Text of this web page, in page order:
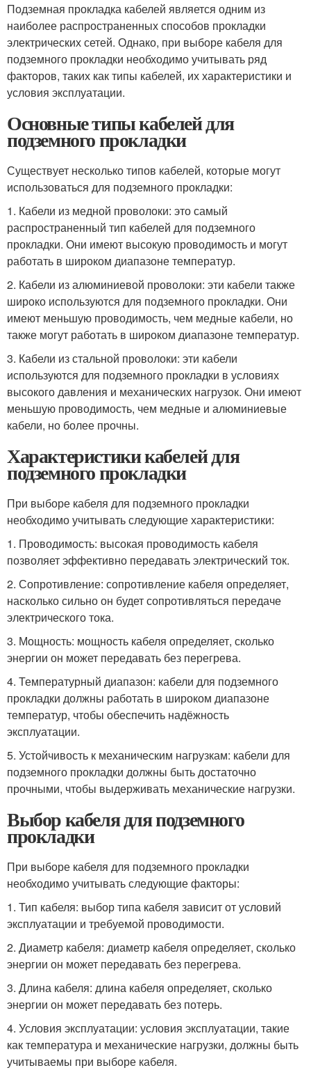
Подземная прокладка кабелей является одним из
наиболее распространенных способов прокладки
электрических сетей. Однако, при выборе кабеля для
подземного прокладки необходимо учитывать ряд
факторов, таких как типы кабелей, их характеристики и
условия эксплуатации.
Основные типы кабелей для
подземного прокладки
Существует несколько типов кабелей, которые могут
использоваться для подземного прокладки:
1. Кабели из медной проволоки: это самый
распространенный тип кабелей для подземного
прокладки. Они имеют высокую проводимость и могут
работать в широком диапазоне температур.
2. Кабели из алюминиевой проволоки: эти кабели также
широко используются для подземного прокладки. Они
имеют меньшую проводимость, чем медные кабели, но
также могут работать в широком диапазоне температур.
3. Кабели из стальной проволоки: эти кабели
используются для подземного прокладки в условиях
высокого давления и механических нагрузок. Они имеют
меньшую проводимость, чем медные и алюминиевые
кабели, но более прочны.
Характеристики кабелей для
подземного прокладки
При выборе кабеля для подземного прокладки
необходимо учитывать следующие характеристики:
1. Проводимость: высокая проводимость кабеля
позволяет эффективно передавать электрический ток.
2. Сопротивление: сопротивление кабеля определяет,
насколько сильно он будет сопротивляться передаче
электрического тока.
3. Мощность: мощность кабеля определяет, сколько
энергии он может передавать без перегрева.
4. Температурный диапазон: кабели для подземного
прокладки должны работать в широком диапазоне
температур, чтобы обеспечить надёжность
эксплуатации.
5. Устойчивость к механическим нагрузкам: кабели для
подземного прокладки должны быть достаточно
прочными, чтобы выдерживать механические нагрузки.
Выбор кабеля для подземного
прокладки
При выборе кабеля для подземного прокладки
необходимо учитывать следующие факторы:
1. Тип кабеля: выбор типа кабеля зависит от условий
эксплуатации и требуемой проводимости.
2. Диаметр кабеля: диаметр кабеля определяет, сколько
энергии он может передавать без перегрева.
3. Длина кабеля: длина кабеля определяет, сколько
энергии он может передавать без потерь.
4. Условия эксплуатации: условия эксплуатации, такие
как температура и механические нагрузки, должны быть
учитываемы при выборе кабеля.